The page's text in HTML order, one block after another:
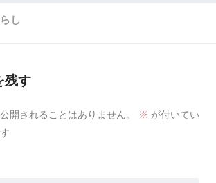
し
残す
開されることはありません。 ※ が付いてい